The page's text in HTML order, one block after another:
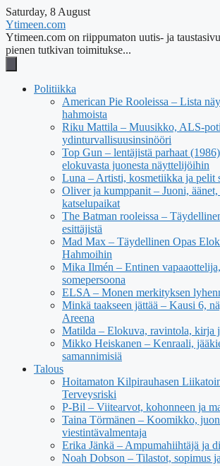
Saturday, 8 August
Ytimeen.com
Ytimeen.com on riippumaton uutis- ja
pienen tutkivan toimitukse...
Politiikka
American Pie Rooleissa – Lista
hahmoista
Riku Mattila – Muusikko, ALS-
ydinturvallisuusinsinööri
Top Gun – lentäjistä parhaat
elokuvasta juonesta näyttelijöihin
Luna – Artisti, kosmetiikka ja pelit
Oliver ja kumppanit – Juoni,
katselupaikat
The Batman rooleissa –
esittäjistä
Mad Max – Täydellinen Opas
Hahmoihin
Mika Ilmén – Entinen
somepersoona
ELSA – Monen merkityksen
Minkä taakseen jättää – Kausi 6,
Areena
Matilda – Elokuva, ravintola, kirja
Mikko Heiskanen – Kenraali,
samannimisiä
Talous
Hoitamaton Kilpirauhasen
Terveysriski
P-Bil – Viitearvot, kohonneen ja
Taina Törmänen – Koomikko,
viestintävalmentaja
Erika Jänkä – Ampumahiihtäjä ja
Noah Dobson – Tilastot, sopimus